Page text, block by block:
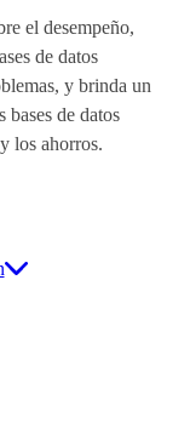
el desempeño,
de datos
y brinda un
bases de datos
los ahorros.